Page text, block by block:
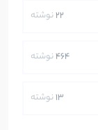
22نوشته
464نوشته
13نوشته